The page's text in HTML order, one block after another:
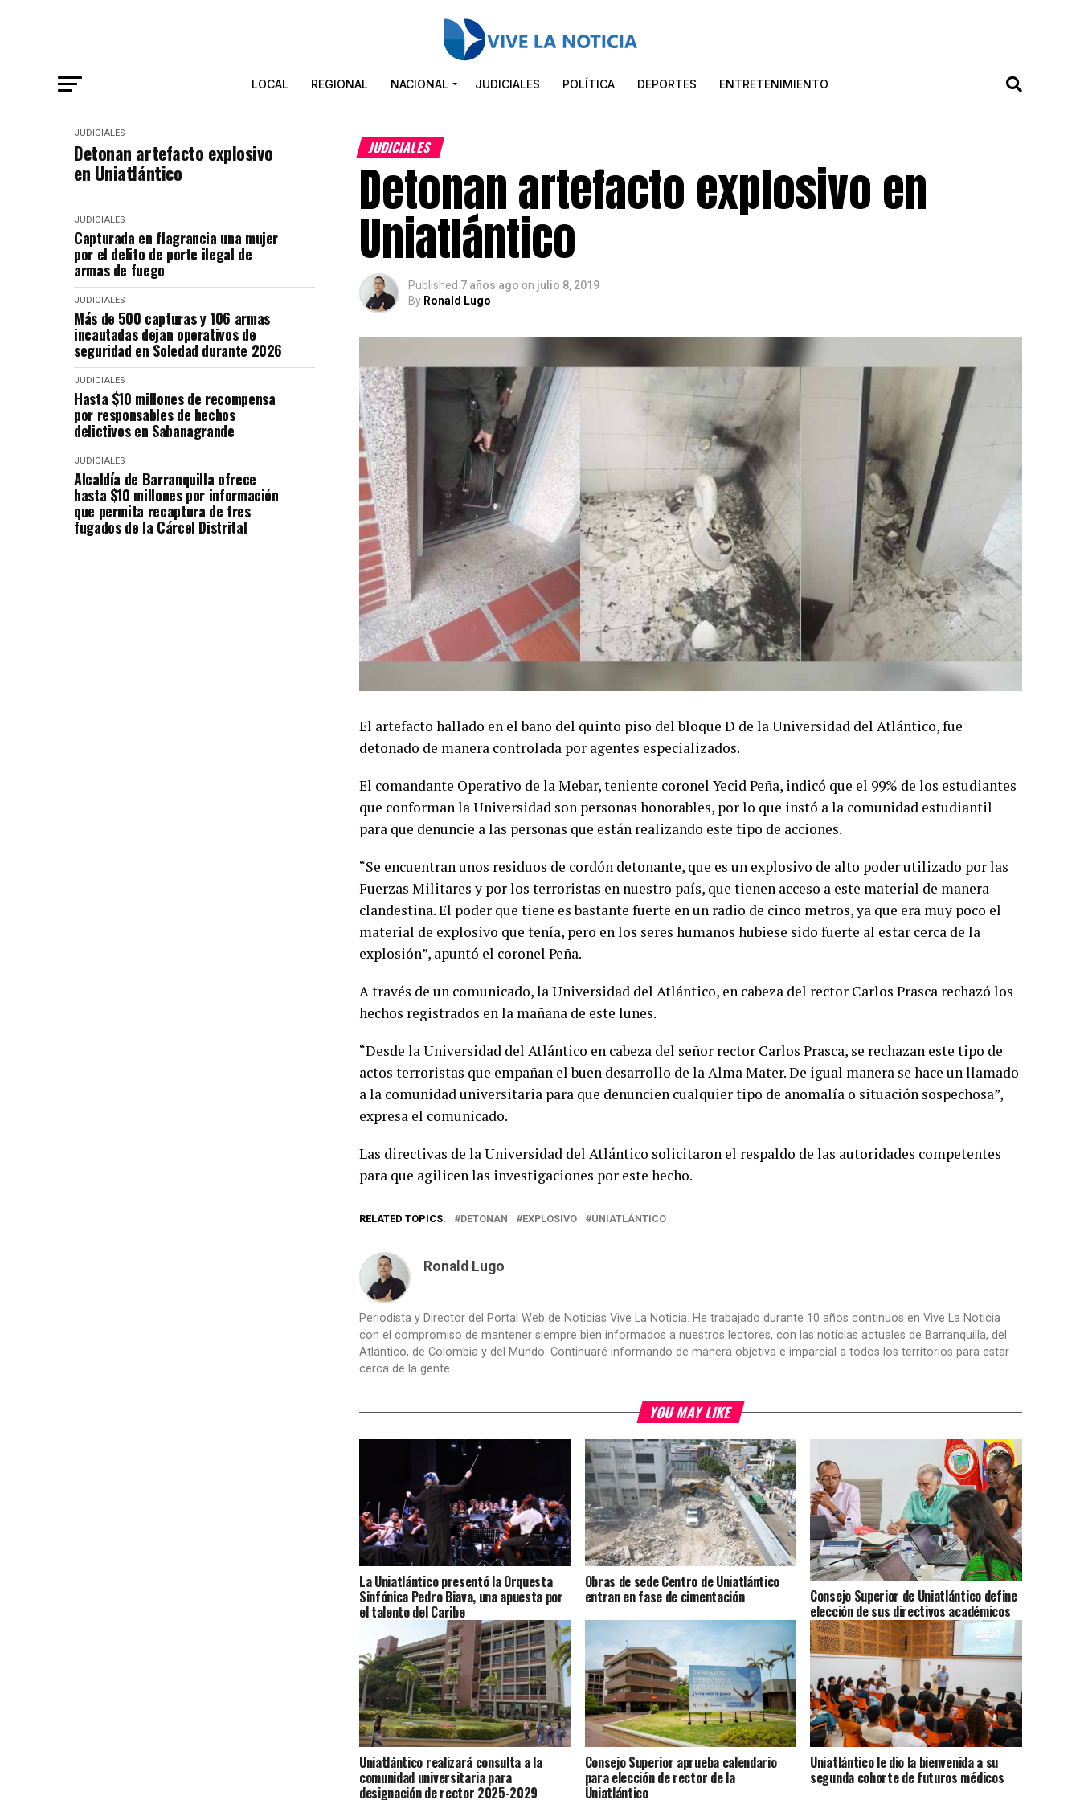
LOCAL REGIONAL NACIONAL JUDICIALES POLÍTICA DEPORTES ENTRETENIMIENTO
JUDICIALES
Detonan artefacto explosivo
en Uniatlántico
JUDICIALES
Capturada en flagrancia una mujer
por el delito de porte ilegal de
armas de fuego
JUDICIALES
Más de 500 capturas y 106 armas
incautadas dejan operativos de
seguridad en Soledad durante 2026
JUDICIALES
Hasta $10 millones de recompensa
por responsables de hechos
delictivos en Sabanagrande
JUDICIALES
Alcaldía de Barranquilla ofrece
hasta $10 millones por información
que permita recaptura de tres
fugados de la Cárcel Distrital
JUDICIALES
Detonan artefacto explosivo en
Uniatlántico
Published 7 años ago on julio 8, 2019
By Ronald Lugo
El artefacto hallado en el baño del quinto piso del bloque D de la Universidad del Atlántico, fue
detonado de manera controlada por agentes especializados.
El comandante Operativo de la Mebar, teniente coronel Yecid Peña, indicó que el 99% de los estudiantes
que conforman la Universidad son personas honorables, por lo que instó a la comunidad estudiantil
para que denuncie a las personas que están realizando este tipo de acciones.
“Se encuentran unos residuos de cordón detonante, que es un explosivo de alto poder utilizado por las
Fuerzas Militares y por los terroristas en nuestro país, que tienen acceso a este material de manera
clandestina. El poder que tiene es bastante fuerte en un radio de cinco metros, ya que era muy poco el
material de explosivo que tenía, pero en los seres humanos hubiese sido fuerte al estar cerca de la
explosión”, apuntó el coronel Peña.
A través de un comunicado, la Universidad del Atlántico, en cabeza del rector Carlos Prasca rechazó los
hechos registrados en la mañana de este lunes.
“Desde la Universidad del Atlántico en cabeza del señor rector Carlos Prasca, se rechazan este tipo de
actos terroristas que empañan el buen desarrollo de la Alma Mater. De igual manera se hace un llamado
a la comunidad universitaria para que denuncien cualquier tipo de anomalía o situación sospechosa”,
expresa el comunicado.
Las directivas de la Universidad del Atlántico solicitaron el respaldo de las autoridades competentes
para que agilicen las investigaciones por este hecho.
RELATED TOPICS: DETONAN EXPLOSIVO UNIATLÁNTICO
Ronald Lugo
Periodista y Director del Portal Web de Noticias Vive La Noticia. He trabajado durante 10 años continuos en Vive La Noticia
con el compromiso de mantener siempre bien informados a nuestros lectores, con las noticias actuales de Barranquilla, del
Atlántico, de Colombia y del Mundo. Continuaré informando de manera objetiva e imparcial a todos los territorios para estar
cerca de la gente.
YOU MAY LIKE
La Uniatlántico presentó la Orquesta
Sinfónica Pedro Biava, una apuesta por
el talento del Caribe
Obras de sede Centro de Uniatlántico
entran en fase de cimentación Consejo Superior de Uniatlántico define
elección de sus directivos académicos
Uniatlántico realizará consulta a la
comunidad universitaria para
designación de rector 2025-2029
Consejo Superior aprueba calendario
para elección de rector de la
Uniatlántico
Uniatlántico le dio la bienvenida a su
segunda cohorte de futuros médicos